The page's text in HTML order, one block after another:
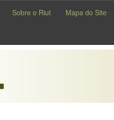
Sobre o Riut Mapa do Site